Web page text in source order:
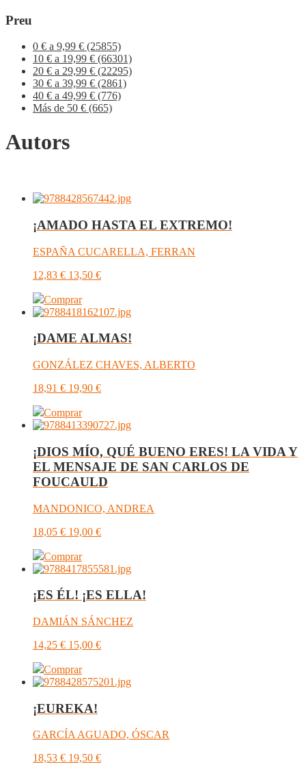
Preu
0 € a 9,99 € (25855)
10 € a 19,99 € (66301)
20 € a 29,99 € (22295)
30 € a 39,99 € (2861)
40 € a 49,99 € (776)
Más de 50 € (665)
Autors
¡AMADO HASTA EL EXTREMO!
ESPAÑA CUCARELLA, FERRAN
12,83 € 13,50 €
Comprar
¡DAME ALMAS!
GONZÁLEZ CHAVES, ALBERTO
18,91 € 19,90 €
Comprar
¡DIOS MÍO, QUÉ BUENO ERES! LA VIDA Y
EL MENSAJE DE SAN CARLOS DE
FOUCAULD
MANDONICO, ANDREA
18,05 € 19,00 €
Comprar
¡ES ÉL! ¡ES ELLA!
DAMIÁN SÁNCHEZ
14,25 € 15,00 €
Comprar
¡EUREKA!
GARCÍA AGUADO, ÓSCAR
18,53 € 19,50 €